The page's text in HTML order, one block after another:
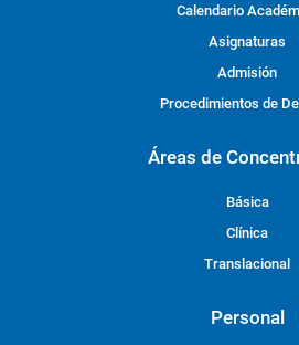
Calendario
Asignaturas
Admisión
Procedimientos de
Áreas de
Básica
Clínica
Translacional
Personal